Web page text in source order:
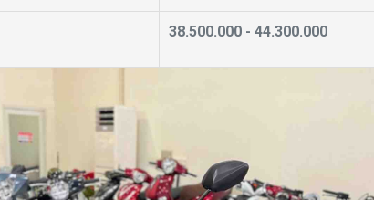
38.500.000 - 44.300.000